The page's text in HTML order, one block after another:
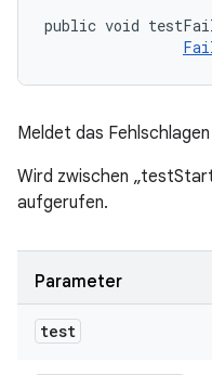
public void
Meldet das
Wird zwischen
aufgerufen.
Parameter
test